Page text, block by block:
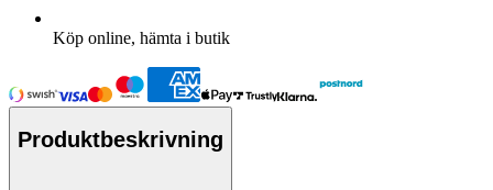
Köp online, hämta i butik
Produktbeskrivning